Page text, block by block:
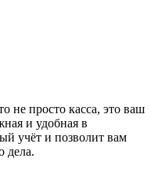
просто касса, это ваш
и удобная в
учёт и позволит вам
дела.